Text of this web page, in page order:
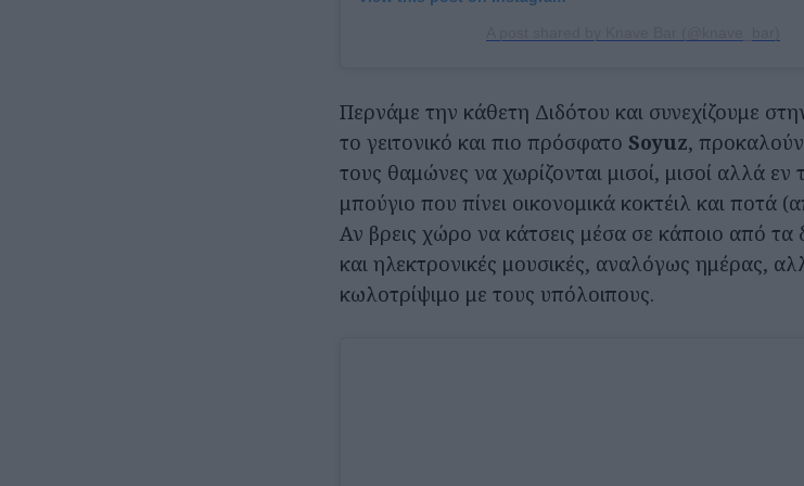
Περνάμε την κάθετη Διδότου και συνεχίζουμε
το γειτονικό και πιο πρόσφατο Soyuz,
τους θαμώνες να χωρίζονται μισοί, μισοί αλλά εν
μπούγιο που πίνει οικονομικά κοκτέιλ και ποτά
Αν βρεις χώρο να κάτσεις μέσα σε κάποιο από τα
και ηλεκτρονικές μουσικές, αναλόγως ημέρας,
κωλοτρίψιμο με τους υπόλοιπους.